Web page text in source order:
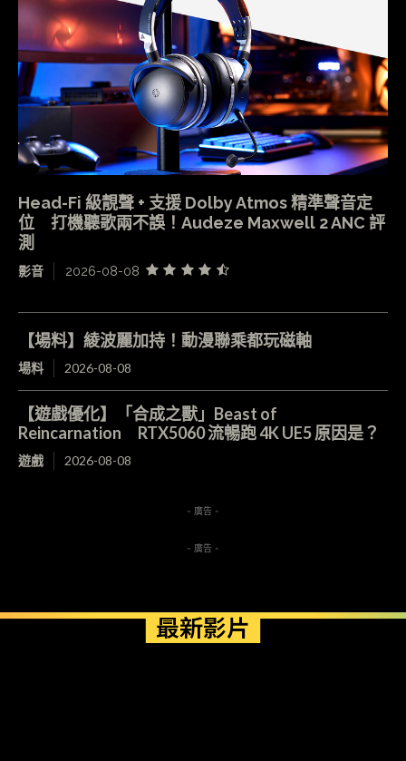
Head-Fi 級靚聲 + 支援 Dolby Atmos 精準聲音定
位 打機聽歌兩不誤！Audeze Maxwell 2 ANC 評
測
影音 2026-08-08
【場料】綾波麗加持！動漫聯乘都玩磁軸
場料 2026-08-08
【遊戲優化】「合成之獸」Beast of
Reincarnation RTX5060 流暢跑 4K UE5 原因是？
遊戲 2026-08-08
- 廣告 -
- 廣告 -
最新影片